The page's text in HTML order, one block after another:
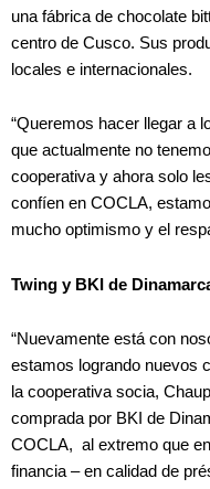
una fábrica de chocolate
centro de Cusco. Sus
locales e internacionales.
“Queremos hacer llegar a
que actualmente no
cooperativa y ahora solo
confíen en COCLA,
mucho optimismo y el
Twing y BKI de
“Nuevamente está con
estamos logrando nuevos
la cooperativa socia,
comprada por BKI de
COCLA, al extremo que
financia – en calidad de